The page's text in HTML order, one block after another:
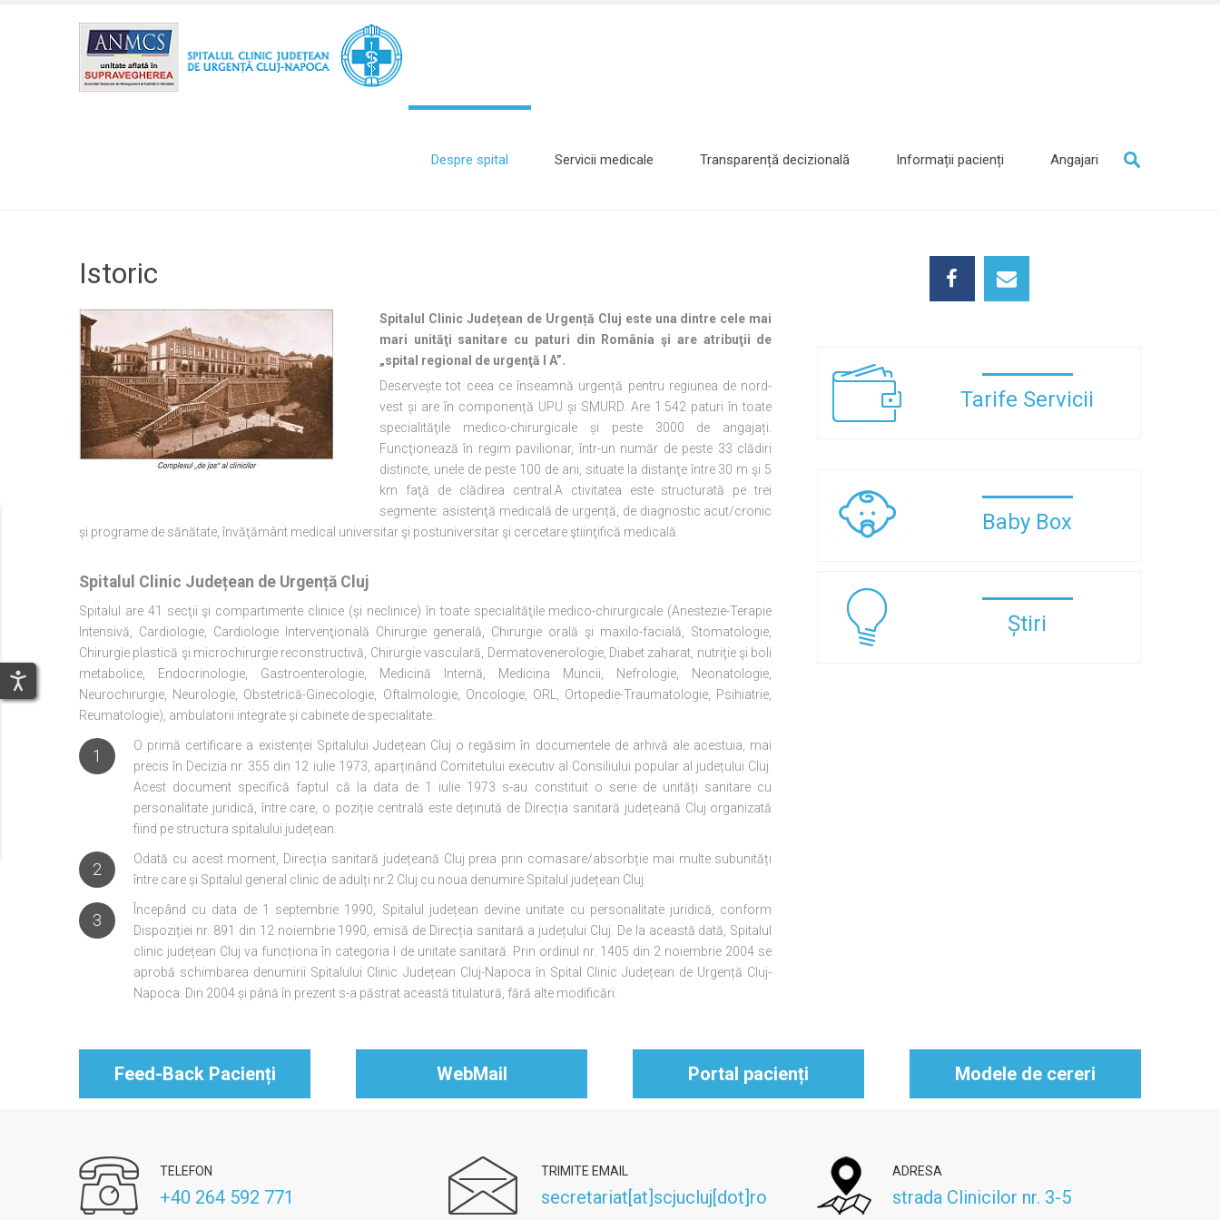
Despre spital Servicii medicale Transparență decizională Informații pacienți Angajari
Istoric
Spitalul Clinic Județean de Urgență Cluj este una dintre cele mai
mari unităţi sanitare cu paturi din România şi are atribuţii de
„spital regional de urgenţă I A”.
Deservește tot ceea ce înseamnă urgență pentru regiunea de nord-
vest și are în componență UPU și SMURD. Are 1.542 paturi în toate
specialităţile medico-chirurgicale și peste 3000 de angajați.
Funcţionează în regim pavilionar, într-un număr de peste 33 clădiri
distincte, unele de peste 100 de ani, situate la distanţe între 30 m şi 5
km faţă de clădirea central.A ctivitatea este structurată pe trei
segmente: asistenţă medicală de urgență, de diagnostic acut/cronic
și programe de sănătate, învăţământ medical universitar şi postuniversitar şi cercetare ştiinţifică medicală.
Spitalul Clinic Județean de Urgență Cluj
Spitalul are 41 secţii şi compartimente clinice (și neclinice) în toate specialităţile medico-chirurgicale (Anestezie-Terapie
Intensivă, Cardiologie, Cardiologie Intervenţională Chirurgie generală, Chirurgie orală şi maxilo-facială, Stomatologie,
Chirurgie plastică şi microchirurgie reconstructivă, Chirurgie vasculară, Dermatovenerologie, Diabet zaharat, nutriţie şi boli
metabolice, Endocrinologie, Gastroenterologie, Medicină Internă, Medicina Muncii, Nefrologie, Neonatologie,
Neurochirurgie, Neurologie, Obstetrică-Ginecologie, Oftalmologie, Oncologie, ORL, Ortopedie-Traumatologie, Psihiatrie,
Reumatologie), ambulatorii integrate și cabinete de specialitate.
1
O primă certificare a existenței Spitalului Județean Cluj o regăsim în documentele de arhivă ale acestuia, mai
precis în Decizia nr. 355 din 12 iulie 1973, aparținând Comitetului executiv al Consiliului popular al județului Cluj.
Acest document specifică faptul că la data de 1 iulie 1973 s-au constituit o serie de unități sanitare cu
personalitate juridică, între care, o poziție centrală este deținută de Direcția sanitară județeană Cluj organizată
fiind pe structura spitalului județean.
2
Odată cu acest moment, Direcția sanitară județeană Cluj preia prin comasare/absorbție mai multe subunități
între care și Spitalul general clinic de adulți nr.2 Cluj cu noua denumire Spitalul județean Cluj.
3
Începând cu data de 1 septembrie 1990, Spitalul județean devine unitate cu personalitate juridică, conform
Dispoziției nr. 891 din 12 noiembrie 1990, emisă de Direcția sanitară a județului Cluj. De la această dată, Spitalul
clinic județean Cluj va funcționa în categoria I de unitate sanitară. Prin ordinul nr. 1405 din 2 noiembrie 2004 se
aprobă schimbarea denumirii Spitalului Clinic Județean Cluj-Napoca în Spital Clinic Județean de Urgență Cluj-
Napoca. Din 2004 și până în prezent s-a păstrat această titulatură, fără alte modificări.
Tarife Servicii
Baby Box
Știri
Feed-Back Pacienți WebMail Portal pacienți Modele de cereri
TELEFON
+40 264 592 771
TRIMITE EMAIL
secretariat[at]scjucluj[dot]ro
ADRESA
strada Clinicilor nr. 3-5